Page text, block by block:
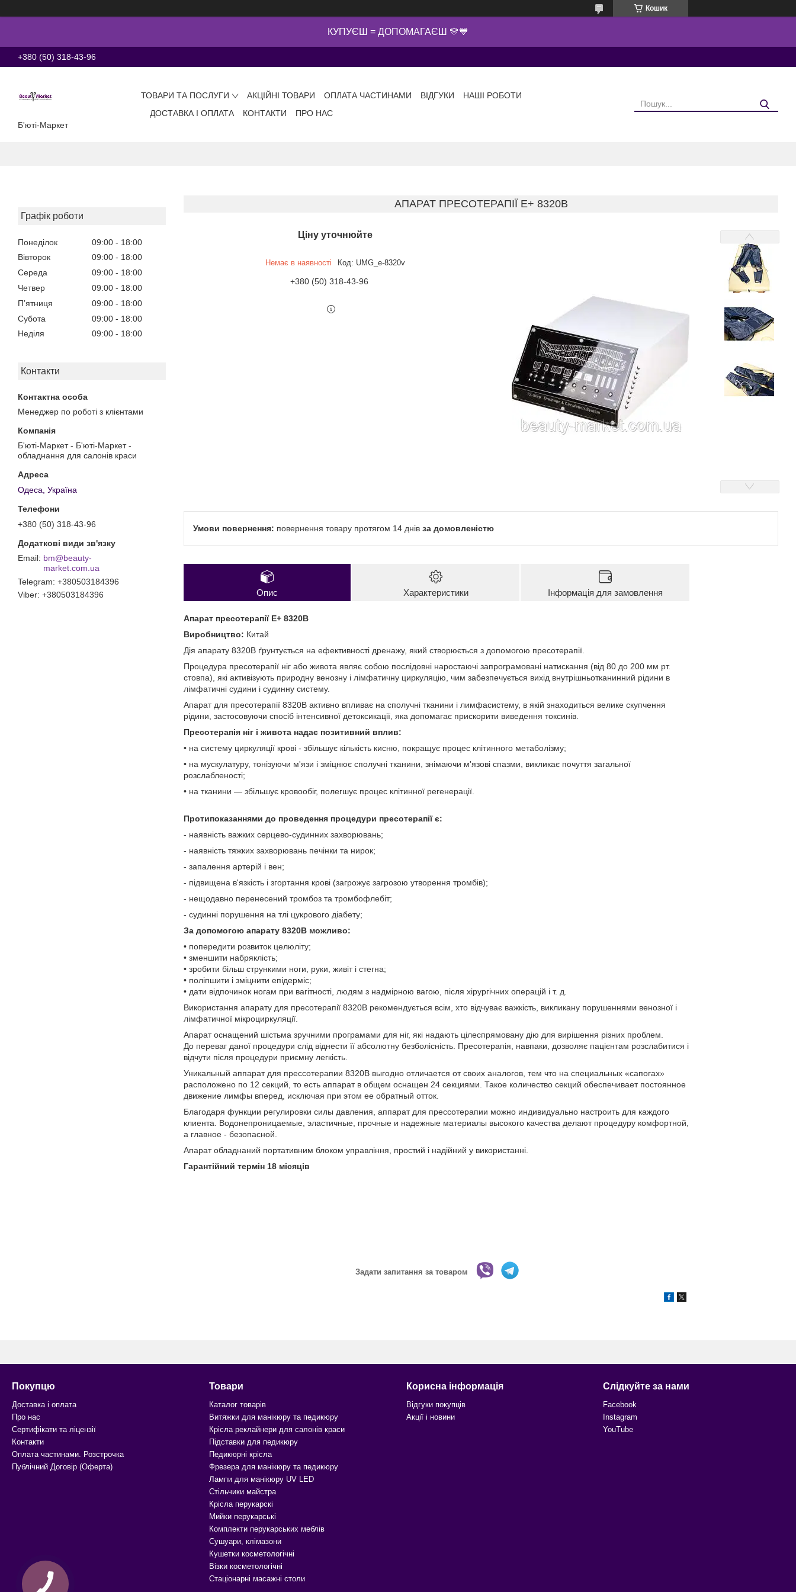
Кошик
КУПУЄШ = ДОПОМАГАЄШ 💛💙
+380 (50) 318-43-96
Б'юті-Маркет
ТОВАРИ ТА ПОСЛУГИ АКЦІЙНІ ТОВАРИ ОПЛАТА ЧАСТИНАМИ ВІДГУКИ
НАШІ РОБОТИ
ДОСТАВКА І ОПЛАТА
КОНТАКТИ ПРО НАС
Графік роботи
Понеділок 09:00
18:00
Вівторок
09:00
18:00
Середа
09:00
18:00
Четвер
09:00
18:00
Пʼятниця
09:00
18:00
Субота
09:00
18:00
Неділя
09:00 18:00
Контакти
Менеджер по роботі з клієнтами
Б'юті-Маркет - Б'юті-Маркет -
обладнання для салонів краси
Одеса, Україна
+380 (50) 318-43-96
bm@beauty-
market.com.ua
Telegram +380503184396
Viber +380503184396
АПАРАТ ПРЕСОТЕРАПІЇ E+ 8320В
Ціну уточнюйте
Немає в наявності Код: UMG_e-8320v
+380 (50) 318-43-96
повернення товару протягом 14 днів за домовленістю
Опис Характеристики Інформація для замовлення
Апарат пресотерапії E+ 8320В
Виробництво: Китай
Дія апарату 8320В ґрунтується на ефективності дренажу, який створюється з допомогою пресотерапії.
Процедура пресотерапії ніг або живота являє собою послідовні наростаючі запрограмовані натискання (від 80 до 200 мм рт.
стовпа), які активізують природну венозну і лімфатичну циркуляцію, чим забезпечується вихід внутрішньотканинний рідини в
лімфатичні судини і судинну систему.
Апарат для пресотерапії 8320В активно впливає на сполучні тканини і лимфасистему, в якій знаходиться велике скупчення
рідини, застосовуючи спосіб інтенсивної детоксикації, яка допомагає прискорити виведення токсинів.
Пресотерапія ніг і живота надає позитивний вплив:
• на систему циркуляції крові - збільшує кількість кисню, покращує процес клітинного метаболізму;
• на мускулатуру, тонізуючи м'язи і зміцнює сполучні тканини, знімаючи м'язові спазми, викликає почуття загальної
розслабленості;
• на тканини — збільшує кровообіг, полегшує процес клітинної регенерації.
Протипоказаннями до проведення процедури пресотерапії є:
- наявність важких серцево-судинних захворювань;
- наявність тяжких захворювань печінки та нирок;
- запалення артерій і вен;
- підвищена в'язкість і згортання крові (загрожує загрозою утворення тромбів);
- нещодавно перенесений тромбоз та тромбофлебіт;
- судинні порушення на тлі цукрового діабету;
За допомогою апарату 8320В можливо:
• попередити розвиток целюліту;
• зменшити набряклість;
• зробити більш стрункими ноги, руки, живіт і стегна;
• поліпшити і зміцнити епідерміс;
• дати відпочинок ногам при вагітності, людям з надмірною вагою, після хірургічних операцій і т. д.
Використання апарату для пресотерапії 8320В рекомендується всім, хто відчуває важкість, викликану порушеннями венозної і
лімфатичної мікроциркуляції.
Апарат оснащений шістьма зручними програмами для ніг, які надають цілеспрямовану дію для вирішення різних проблем.
До переваг даної процедури слід віднести її абсолютну безболісність. Пресотерапія, навпаки, дозволяє пацієнтам розслабитися і
відчути після процедури приємну легкість.
Уникальный аппарат для прессотерапии 8320В выгодно отличается от своих аналогов, тем что на специальных «сапогах»
расположено по 12 секций, то есть аппарат в общем оснащен 24 секциями. Такое количество секций обеспечивает постоянное
движение лимфы вперед, исключая при этом ее обратный отток.
Благодаря функции регулировки силы давления, аппарат для прессотерапии можно индивидуально настроить для каждого
клиента. Водонепроницаемые, эластичные, прочные и надежные материалы высокого качества делают процедуру комфортной,
а главное - безопасной.
Апарат обладнаний портативним блоком управління, простий і надійний у використанні.
Гарантійний термін 18 місяців
Задати запитання за товаром
Покупцю
Доставка і оплата
Про нас
Сертифікати та ліцензії
Контакти
Оплата частинами. Розстрочка
Публічний Договір (Оферта)
Товари
Каталог товарів
Витяжки для манікюру та педикюру
Крісла реклайнери для салонів краси
Підставки для педикюру
Педикюрні крісла
Фрезера для манікюру та педикюру
Лампи для манікюру UV LED
Стільчики майстра
Крісла перукарскі
Мийки перукарські
Комплекти перукарських меблів
Сушуари, клімазони
Кушетки косметологічні
Візки косметологічні
Стаціонарні масажні столи
Корисна інформація
Відгуки покупців
Акції і новини
Слідкуйте за нами
Facebook
Instagram
YouTube